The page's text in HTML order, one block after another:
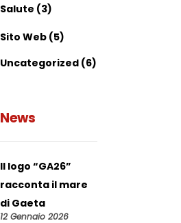
Salute (3)
Sito Web (5)
Uncategorized (6)
News
Il logo “GA26”
racconta il mare
di Gaeta
12 Gennaio 2026